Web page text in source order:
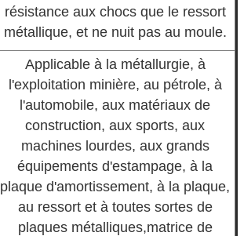
résistance aux chocs que le ressort
métallique, et ne nuit pas au moule.
Applicable à la métallurgie, à
l'exploitation minière, au pétrole, à
l'automobile, aux matériaux de
construction, aux sports, aux
machines lourdes, aux grands
équipements d'estampage, à la
plaque d'amortissement, à la plaque,
au ressort et à toutes sortes de
plaques métalliques,matrice de